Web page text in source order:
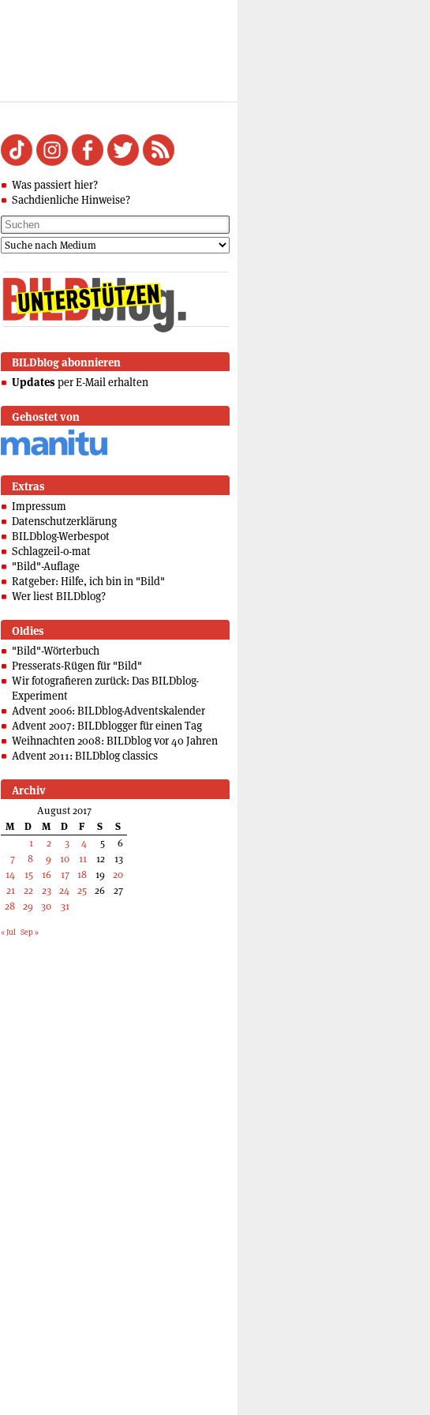
Was passiert hier?
Sachdienliche Hinweise?
BILDblog abonnieren
Updates per E-Mail erhalten
Gehostet von
Extras
Impressum
Datenschutzerklärung
BILDblog-Werbespot
Schlagzeil-o-mat
"Bild"-Auflage
Ratgeber: Hilfe, ich bin in "Bild"
Wer liest BILDblog?
Oldies
"Bild"-Wörterbuch
Presserats-Rügen für "Bild"
Wir fotografieren zurück: Das BILDblog-
Experiment
Advent 2006: BILDblog-Adventskalender
Advent 2007: BILDblogger für einen Tag
Weihnachten 2008: BILDblog vor 40 Jahren
Advent 2011: BILDblog classics
Archiv
August 2017
M
D M D F S
S
1
2 3 4 5
6
7
8 9 10 11 12
13
14
15 16 17 18 19 20
21
22 23 24 25 26
27
28 29 30 31
« Jul Sep »